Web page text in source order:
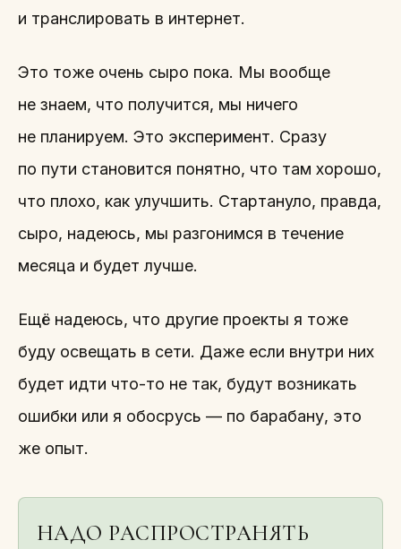
и транслировать в интернет.
Это тоже очень сыро пока. Мы вообще
не знаем, что получится, мы ничего
не планируем. Это эксперимент. Сразу
по пути становится понятно, что там хорошо,
что плохо, как улучшить. Стартануло, правда,
сыро, надеюсь, мы разгонимся в течение
месяца и будет лучше.
Ещё надеюсь, что другие проекты я тоже
буду освещать в сети. Даже если внутри них
будет идти что-то не так, будут возникать
ошибки или я обосрусь — по барабану, это
же опыт.
НАДО РАСПРОСТРАНЯТЬ